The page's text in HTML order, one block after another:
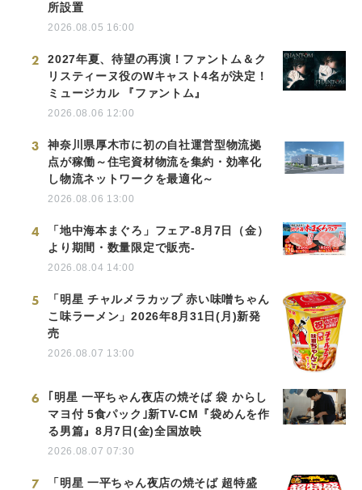
所設置
2026.08.05 16:00
2
2027年夏、待望の再演！ファントム＆ク
リスティーヌ役のWキャスト4名が決定！
ミュージカル 『ファントム』
2026.08.06 12:00
3
神奈川県厚木市に初の自社運営型物流拠
点が稼働～住宅資材物流を集約・効率化
し物流ネットワークを最適化～
2026.08.06 13:00
4
「地中海本まぐろ」フェア-8月7日（金）
より期間・数量限定で販売-
2026.08.04 14:00
5
「明星 チャルメラカップ 赤い味噌ちゃん
こ味ラーメン」2026年8月31日(月)新発
売
2026.08.07 13:00
6
｢明星 一平ちゃん夜店の焼そば 袋 からし
マヨ付 5食パック｣新TV-CM『袋めんを作
る男篇』8月7日(金)全国放映
2026.08.07 07:30
7 「明星 一平ちゃん夜店の焼そば 超特盛